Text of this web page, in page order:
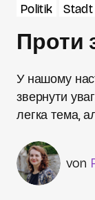
Politik Stadt
Проти
У нашому
звернути
легка тема,